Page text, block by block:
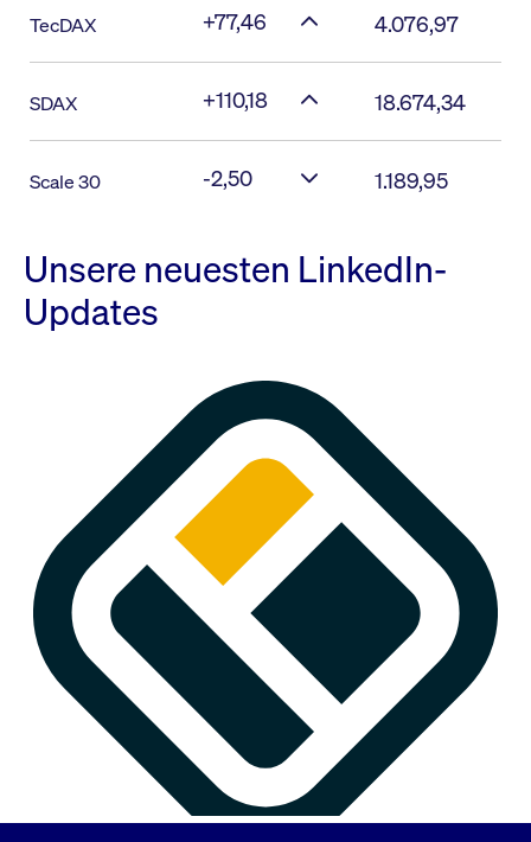
TecDAX +77,46 4.076,97
SDAX +110,18 18.674,34
Scale 30 -2,50 1.189,95
Unsere neuesten LinkedIn-
Updates